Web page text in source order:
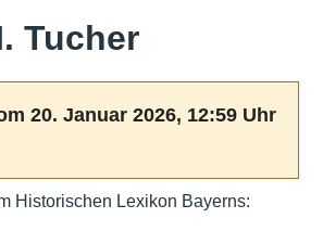
Tucher
20. Januar 2026, 12:59 Uhr
Historischen Lexikon Bayerns: